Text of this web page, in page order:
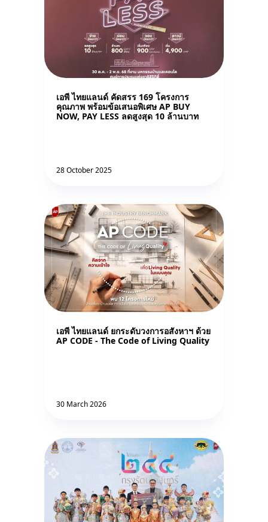
เอพี ไทยแลนด์ คัดสรร 169 โครงการ
คุณภาพ พร้อมข้อเสนอพิเศษ AP BUY
NOW, PAY LESS ลดสูงสุด 10 ล้านบาท
28 October 2025
เอพี ไทยแลนด์ ยกระดับวงการอสังหาฯ ด้วย
AP CODE - The Code of Living Quality
30 March 2026